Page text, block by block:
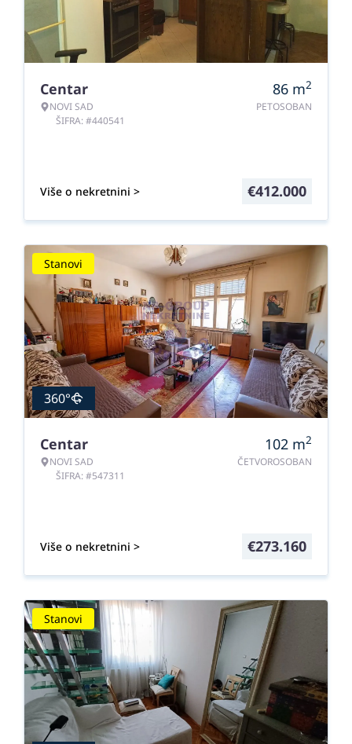
Centar
NOVI SAD
ŠIFRA: #440541
86 m2
PETOSOBAN
Više o nekretnini > €412.000
Stanovi
360°
Centar
NOVI SAD
ŠIFRA: #547311
102 m2
ČETVOROSOBAN
Više o nekretnini > €273.160
Stanovi